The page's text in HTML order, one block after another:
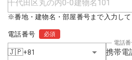
※番地・建物名・部屋番号まで入力して
電話番号 必須
🇯🇵+81 携帯電
電話